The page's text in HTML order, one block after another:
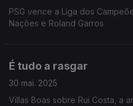
PSG vence a Liga dos Campeões, play-offs da Liga
Nações e Roland Garros
É tudo a rasgar
30 mai. 2025
Villas Boas sobre Rui Costa, a